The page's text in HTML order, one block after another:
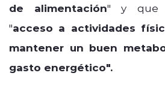
de alimentación" y que
"acceso a actividades
mantener un buen
gasto energético".